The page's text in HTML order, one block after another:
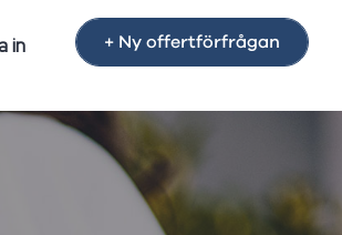
in + Ny offertförfrågan